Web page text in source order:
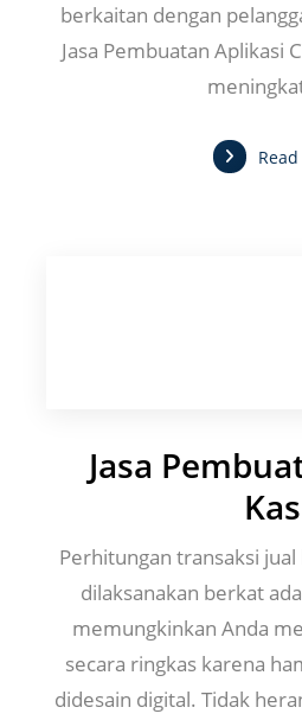
berkaitan dengan
Jasa Pembuatan Aplikasi
Jasa
Perhitungan transaksi
dilaksanakan berkat
memungkinkan Anda
secara ringkas karena
didesain digital. Tidak